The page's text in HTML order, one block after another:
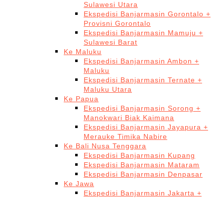
Sulawesi Utara
Ekspedisi Banjarmasin Gorontalo +
Provisni Gorontalo
Ekspedisi Banjarmasin Mamuju +
Sulawesi Barat
Ke Maluku
Ekspedisi Banjarmasin Ambon +
Maluku
Ekspedisi Banjarmasin Ternate +
Maluku Utara
Ke Papua
Ekspedisi Banjarmasin Sorong +
Manokwari Biak Kaimana
Ekspedisi Banjarmasin Jayapura +
Merauke Timika Nabire
Ke Bali Nusa Tenggara
Ekspedisi Banjarmasin Kupang
Ekspedisi Banjarmasin Mataram
Ekspedisi Banjarmasin Denpasar
Ke Jawa
Ekspedisi Banjarmasin Jakarta +